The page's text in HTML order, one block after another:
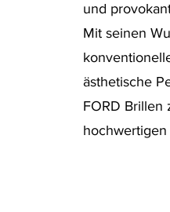
und
Mit seinen
ästhetische
FORD Brillen
hochwertigen